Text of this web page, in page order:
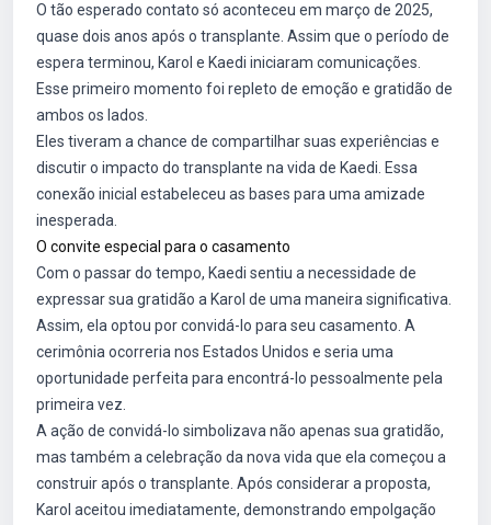
O tão esperado contato só aconteceu em março de 2025,
quase dois anos após o transplante. Assim que o período de
espera terminou, Karol e Kaedi iniciaram comunicações.
Esse primeiro momento foi repleto de emoção e gratidão de
ambos os lados.
Eles tiveram a chance de compartilhar suas experiências e
discutir o impacto do transplante na vida de Kaedi. Essa
conexão inicial estabeleceu as bases para uma amizade
inesperada.
O convite especial para o casamento
Com o passar do tempo, Kaedi sentiu a necessidade de
expressar sua gratidão a Karol de uma maneira significativa.
Assim, ela optou por convidá-lo para seu casamento. A
cerimônia ocorreria nos Estados Unidos e seria uma
oportunidade perfeita para encontrá-lo pessoalmente pela
primeira vez.
A ação de convidá-lo simbolizava não apenas sua gratidão,
mas também a celebração da nova vida que ela começou a
construir após o transplante. Após considerar a proposta,
Karol aceitou imediatamente, demonstrando empolgação